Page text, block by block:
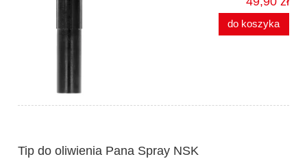
do koszyka
Tip do oliwienia Pana Spray NSK